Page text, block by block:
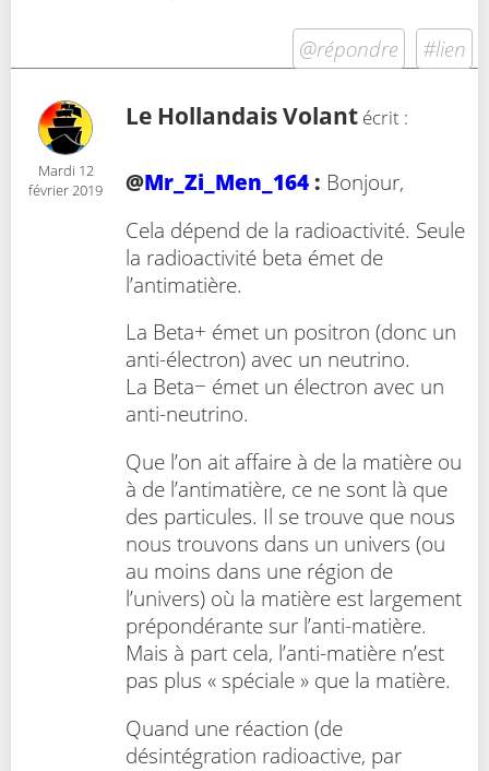
@répondre #lien
Mardi 12
février 2019
Le Hollandais Volant écrit :
@Mr_Zi_Men_164 : Bonjour,
Cela dépend de la radioactivité. Seule
la radioactivité beta émet de
l’antimatière.
La Beta+ émet un positron (donc un
anti-électron) avec un neutrino.
La Beta− émet un électron avec un
anti-neutrino.
Que l’on ait affaire à de la matière ou
à de l’antimatière, ce ne sont là que
des particules. Il se trouve que nous
nous trouvons dans un univers (ou
au moins dans une région de
l’univers) où la matière est largement
prépondérante sur l’anti-matière.
Mais à part cela, l’anti-matière n’est
pas plus « spéciale » que la matière.
Quand une réaction (de
désintégration radioactive, par